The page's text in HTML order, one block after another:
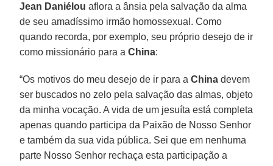
Jean Daniélou aflora a ânsia pela salvação da alma
de seu amadíssimo irmão homossexual. Como
quando recorda, por exemplo, seu próprio desejo de ir
como missionário para aChina:
“Os motivos do meu desejo de ir para aChina devem
ser buscados no zelo pela salvação das almas, objeto
da minha vocação. A vida de um jesuíta está completa
apenas quando participa da Paixão de Nosso Senhor
e também da sua vida pública. Sei que em nenhuma
parte Nosso Senhor rechaça esta participação a